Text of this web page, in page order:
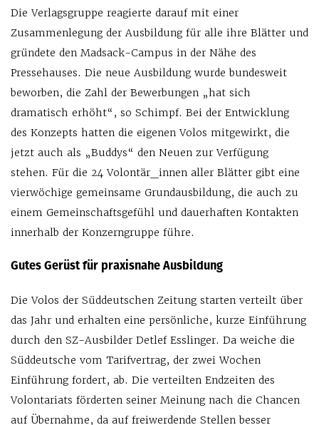
Die Verlagsgruppe reagierte darauf mit einer
Zusammenlegung der Ausbildung für alle ihre Blätter und
gründete den Madsack-Campus in der Nähe des
Pressehauses. Die neue Ausbildung wurde bundesweit
beworben, die Zahl der Bewerbungen „hat sich
dramatisch erhöht“, so Schimpf. Bei der Entwicklung
des Konzepts hatten die eigenen Volos mitgewirkt, die
jetzt auch als „Buddys“ den Neuen zur Verfügung
stehen. Für die 24 Volontär_innen aller Blätter gibt eine
vierwöchige gemeinsame Grundausbildung, die auch zu
einem Gemeinschaftsgefühl und dauerhaften Kontakten
innerhalb der Konzerngruppe führe.
Gutes Gerüst für praxisnahe Ausbildung
Die Volos der Süddeutschen Zeitung starten verteilt über
das Jahr und erhalten eine persönliche, kurze Einführung
durch den SZ-Ausbilder Detlef Esslinger. Da weiche die
Süddeutsche vom Tarifvertrag, der zwei Wochen
Einführung fordert, ab. Die verteilten Endzeiten des
Volontariats förderten seiner Meinung nach die Chancen
auf Übernahme, da auf freiwerdende Stellen besser